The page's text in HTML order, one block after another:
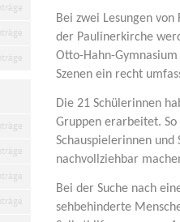
Bei zwei Lesungen
der Paulinerkirche
Otto-Hahn-Gymnasium
Szenen ein recht
Die 21 Schülerinnen
Gruppen erarbeitet.
Schauspielerinnen
nachvollziehbar
Bei der Suche nach
sehbehinderte